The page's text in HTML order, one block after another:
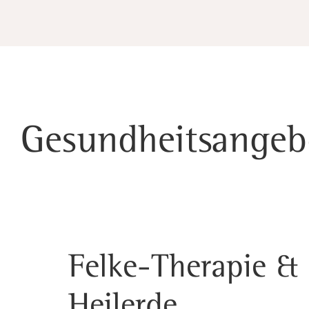
Felke-Therapie &